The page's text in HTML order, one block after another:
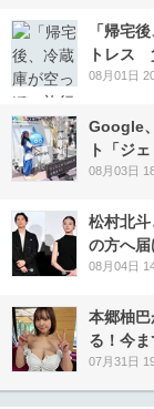
「帰宅
トレス
08月01日
Google
ト「ジ
08月03日
松村北斗
の方へ届
08月04日
本郷柚
る！今
07月31日